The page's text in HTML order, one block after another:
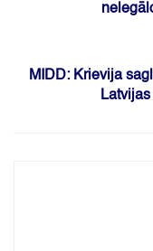
MIDD: Krievija